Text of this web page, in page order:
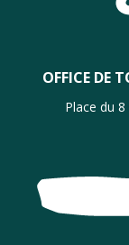
OFFICE DE
Place du